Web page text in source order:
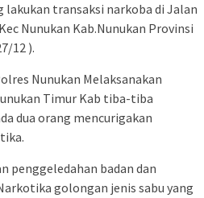
lakukan transaksi narkoba di Jalan
Nunukan Kab.Nunukan Provinsi
12 ).
Nunukan Melaksanakan
Timur Kab tiba-tiba
dua orang mencurigakan
penggeledahan badan dan
golongan jenis sabu yang